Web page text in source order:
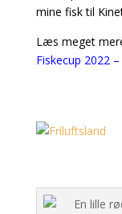
mine fisk til
Læs meget
Fiskecup 2022